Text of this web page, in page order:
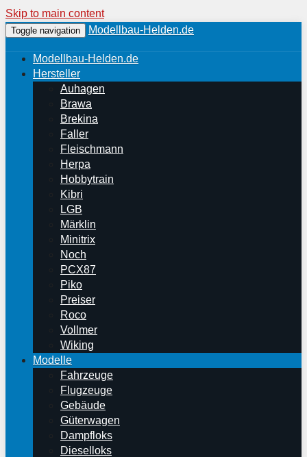
Skip to main content
Toggle navigation Modellbau-Helden.de
Modellbau-Helden.de
Hersteller
Auhagen
Brawa
Brekina
Faller
Fleischmann
Herpa
Hobbytrain
Kibri
LGB
Märklin
Minitrix
Noch
PCX87
Piko
Preiser
Roco
Vollmer
Wiking
Modelle
Fahrzeuge
Flugzeuge
Gebäude
Güterwagen
Dampfloks
Dieselloks